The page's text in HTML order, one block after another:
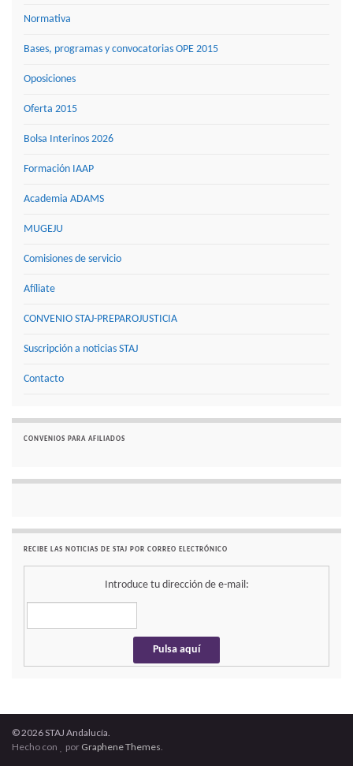
Normativa
Bases, programas y convocatorias OPE 2015
Oposiciones
Oferta 2015
Bolsa Interinos 2026
Formación IAAP
Academia ADAMS
MUGEJU
Comisiones de servicio
Afíliate
CONVENIO STAJ-PREPAROJUSTICIA
Suscripción a noticias STAJ
Contacto
CONVENIOS PARA AFILIADOS
RECIBE LAS NOTICIAS DE STAJ POR CORREO ELECTRÓNICO
Introduce tu dirección de e-mail:
© 2026 STAJ Andalucía.
Hecho con
por Graphene Themes